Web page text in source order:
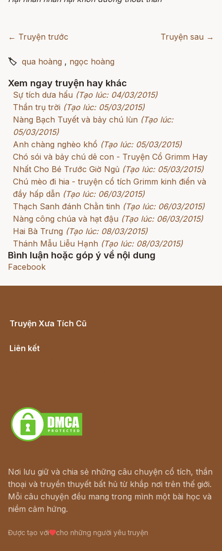
← Truyện trước Truyện sau →
🏷 qua hoàng , ngọc hoàng
Xem ngay truyện hay khác
Sự tích dưa hấu (Tạo lúc: 04/03/2015)
Thần trụ trời (Tạo lúc: 05/03/2015)
Nàng Bạch Tuyết và bảy chú lùn (Tạo lúc:
05/03/2015)
Anh chàng nghèo khổ (Tạo lúc: 05/03/2015)
Chó sói và bảy chú dê con - Truyện Cổ Grimm Hay
Nhất Cho Bé Trước Giờ Ngủ (Tạo lúc: 05/03/2015)
Chú mèo đi hia - truyện cổ tích Grimm kinh điển và
đầy hấp dẫn (Tạo lúc: 06/03/2015)
Thạch Sanh đánh Chằn tinh (Tạo lúc: 06/03/2015)
Nàng công chúa và hạt đậu (Tạo lúc: 06/03/2015)
Hai Bà Trưng (Tạo lúc: 08/03/2015)
Thánh Mẫu Liễu Hạnh (Tạo lúc: 08/03/2015)
Bình luận hoặc góp ý về nội dung
Facebook
Truyện Xưa Tích Cũ
Liên kết
Nơi lưu giữ và chia sẻ những câu chuyện cổ tích, thần
thoại và truyền thuyết bất hủ từ khắp nơi trên thế giới.
Mỗi câu chuyện đều mang trong mình một bài học và
niềm cảm hứng.
Được tạo với cho những người yêu truyện